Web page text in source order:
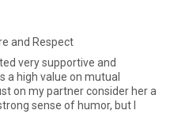
and Respect
very supportive and
a high value on mutual
on my partner consider her a
sense of humor, but I